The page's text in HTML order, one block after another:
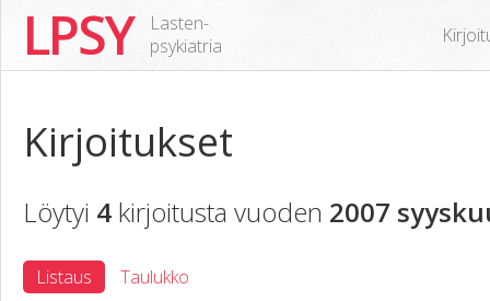
LPSY
Lasten-
psykiatria
Kirjoitukset
Löytyi 4 kirjoitusta vuoden 2007
Listaus Taulukko